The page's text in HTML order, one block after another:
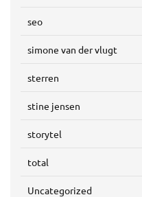
seo
simone van der vlugt
sterren
stine jensen
storytel
total
Uncategorized